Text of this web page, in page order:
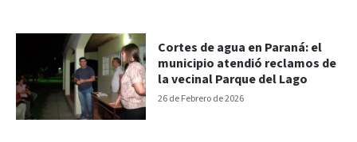
26 de Febrero de 2026
Cortes de agua en Paraná: el
municipio atendió reclamos de
la vecinal Parque del Lago